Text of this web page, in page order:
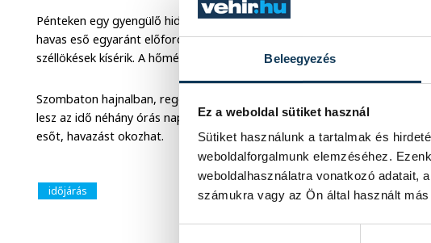
Beleegyezés
Ez a weboldal sütiket használ
Sütiket használunk a tartalmak és
weboldalforgalmunk elemzéséhez.
weboldalhasználatra vonatkozó adatait,
számukra vagy az Ön által használt
Pénteken egy gyengülő hidegfront érkezik. Erősen felhős, illetve borult
havas eső egyaránt előfordulhat, de havazás sem kizárt. A mérsékelt
széllökések kísérik. A hőmérséklet reggel 0°C, délután 2°C körül ígérkezik.
Szombaton hajnalban, reggel még lehet kevés vegyes halmazállapotú
lesz az idő néhány órás napsütéssel. A hét legvégén ciklon örvénylik a
esőt, havazást okozhat.
időjárás